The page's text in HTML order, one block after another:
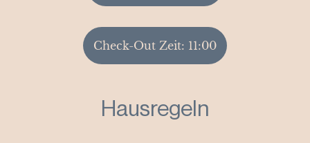
Check-Out Zeit: 11:00
Hausregeln